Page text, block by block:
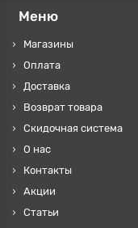
Меню
Магазины
Оплата
Доставка
Возврат товара
Скидочная система
О нас
Контакты
Акции
Статьи